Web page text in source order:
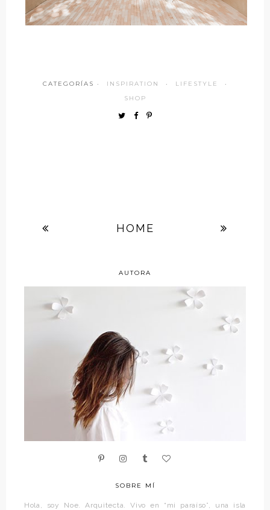
CATEGORÍAS · INSPIRATION · LIFESTYLE
·
SHOP
HOME
AUTORA
SOBRE MÍ
Hola, soy Noe. Arquitecta. Vivo en “mi paraíso”, una isla